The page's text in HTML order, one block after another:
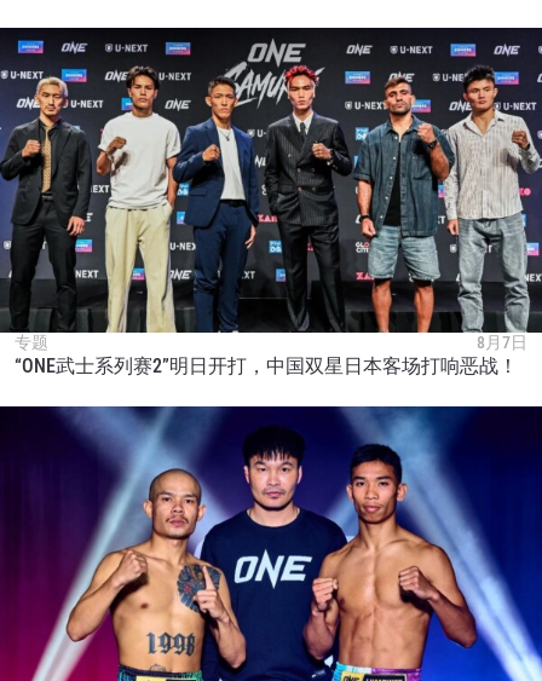
专题 8月7日
“ONE武士系列赛2”明日开打，中国双星日本客场打响恶战！